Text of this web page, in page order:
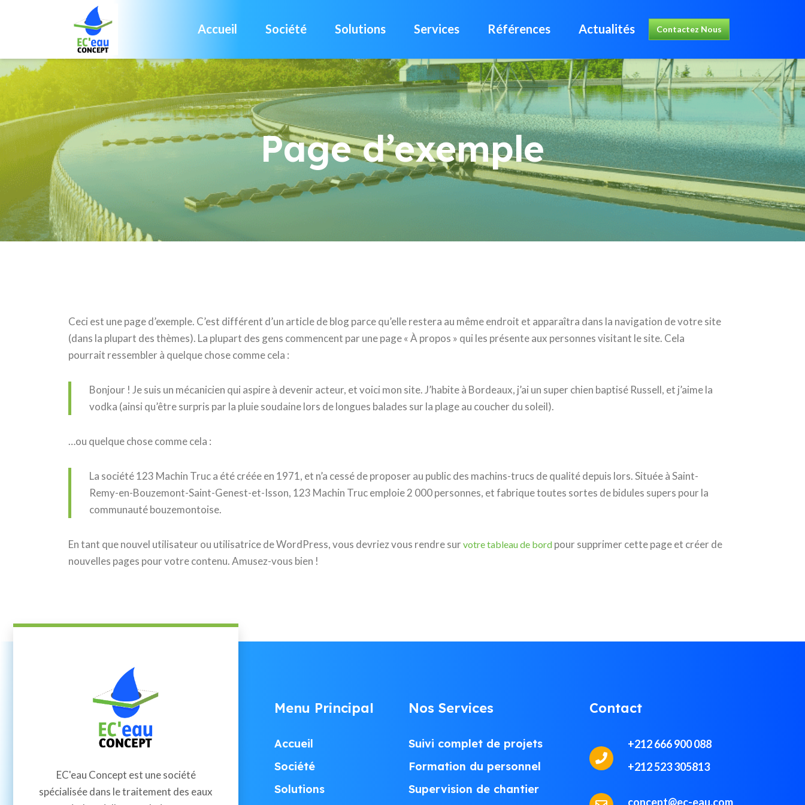
Accueil Société Solutions Services Références Actualités Contactez Nous
Page d’exemple
Ceci est une page d’exemple. C’est différent d’un article de blog parce qu’elle restera au même endroit et apparaîtra dans la navigation de votre site
(dans la plupart des thèmes). La plupart des gens commencent par une page « À propos » qui les présente aux personnes visitant le site. Cela
pourrait ressembler à quelque chose comme cela :
Bonjour ! Je suis un mécanicien qui aspire à devenir acteur, et voici mon site. J’habite à Bordeaux, j’ai un super chien baptisé Russell, et j’aime la
vodka (ainsi qu’être surpris par la pluie soudaine lors de longues balades sur la plage au coucher du soleil).
…ou quelque chose comme cela :
La société 123 Machin Truc a été créée en 1971, et n’a cessé de proposer au public des machins-trucs de qualité depuis lors. Située à Saint-
Remy-en-Bouzemont-Saint-Genest-et-Isson, 123 Machin Truc emploie 2 000 personnes, et fabrique toutes sortes de bidules supers pour la
communauté bouzemontoise.
En tant que nouvel utilisateur ou utilisatrice de WordPress, vous devriez vous rendre survotre tableau de bord pour supprimer cette page et créer de
nouvelles pages pour votre contenu. Amusez-vous bien !
EC'eau Concept est une société
spécialisée dans le traitement des eaux
Menu Principal
Accueil
Société
Solutions
Nos Services
Suivi complet de projets
Formation du personnel
Supervision de chantier
Contact
+212 666 900 088
+212 523 305813
concept@ec-eau.com